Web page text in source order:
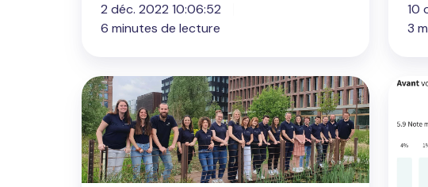
2 déc. 2022 10:06:52
6 minutes de lecture
10
3
Axomove
lève
1,6
million
d’euros
Bilan
pour